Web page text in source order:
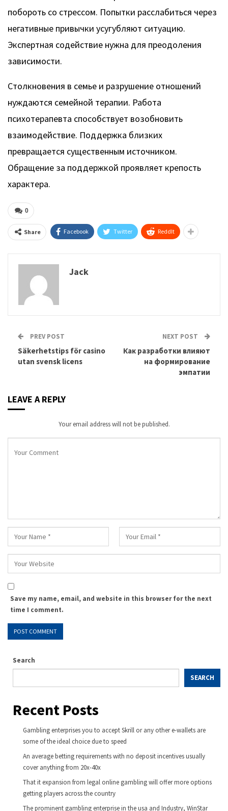
побороть со стрессом. Попытки расслабиться через
негативные привычки усугубляют ситуацию.
Экспертная содействие нужна для преодоления
зависимости.
Столкновения в семье и разрушение отношений
нуждаются семейной терапии. Работа
психотерапевта способствует возобновить
взаимодействие. Поддержка близких
превращается существенным источником.
Обращение за поддержкой проявляет крепость
характера.
0
Share Facebook Twitter ReddIt
Jack
PREV POST
Säkerhetstips för casino
utan svensk licens
NEXT POST
Как разработки влияют
на формирование
эмпатии
LEAVE A REPLY
Your email address will not be published.
Save my name, email, and website in this browser for the next
time I comment.
Search
SEARCH
Recent Posts
Gambling enterprises you to accept Skrill or any other e-wallets are
some of the ideal choice due to speed
An average betting requirements with no deposit incentives usually
cover anything from 20x-40x
That it expansion from legal online gambling will offer more options
getting players across the country
The prominent gambling enterprise in the usa and Industry, WinStar